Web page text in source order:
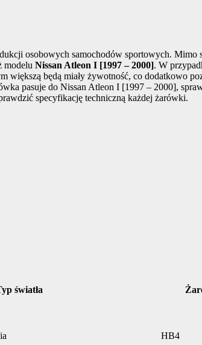
osobowych samochodów sportowych.
modelu Nissan Atleon I [1997 – 2000]. W
większą będą miały żywotność, co dodatkowo
pasuje do Nissan Atleon I [1997 – 2000],
specyfikację techniczną każdej żarówki.
światła
HB4